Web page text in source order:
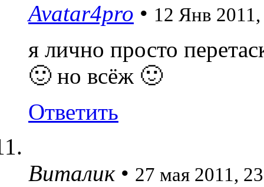
Avatar4pro • 12 Янв
я лично просто
🙂 но всёж 🙂
Ответить
Виталик • 27 мая 2011,